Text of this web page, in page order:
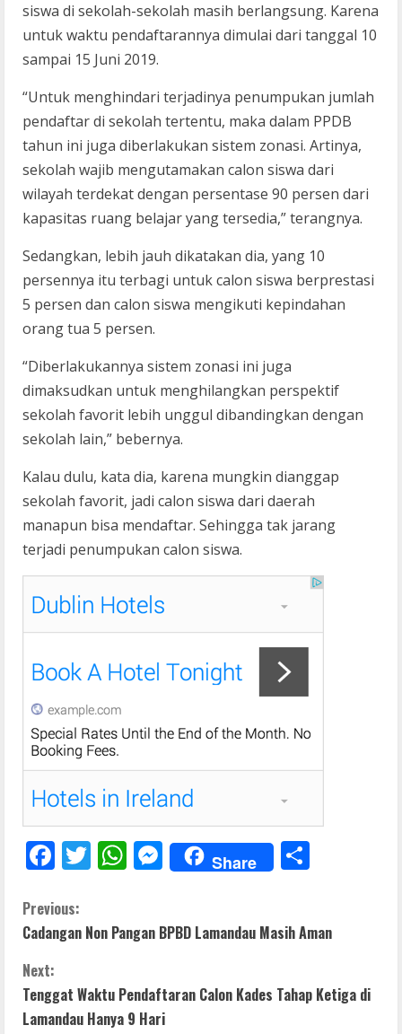
siswa di sekolah-sekolah masih berlangsung. Karena
untuk waktu pendaftarannya dimulai dari tanggal 10
sampai 15 Juni 2019.
“Untuk menghindari terjadinya penumpukan jumlah
pendaftar di sekolah tertentu, maka dalam PPDB
tahun ini juga diberlakukan sistem zonasi. Artinya,
sekolah wajib mengutamakan calon siswa dari
wilayah terdekat dengan persentase 90 persen dari
kapasitas ruang belajar yang tersedia,” terangnya.
Sedangkan, lebih jauh dikatakan dia, yang 10
persennya itu terbagi untuk calon siswa berprestasi
5 persen dan calon siswa mengikuti kepindahan
orang tua 5 persen.
“Diberlakukannya sistem zonasi ini juga
dimaksudkan untuk menghilangkan perspektif
sekolah favorit lebih unggul dibandingkan dengan
sekolah lain,” bebernya.
Kalau dulu, kata dia, karena mungkin dianggap
sekolah favorit, jadi calon siswa dari daerah
manapun bisa mendaftar. Sehingga tak jarang
terjadi penumpukan calon siswa.
F
e
b
o
T
er
W
s
p
M
e
e
g
Share
e
C
o
n
Previous:
Cadangan Non Pangan BPBD Lamandau Masih Aman
Next:
Tenggat Waktu Pendaftaran Calon Kades Tahap Ketiga di
Lamandau Hanya 9 Hari